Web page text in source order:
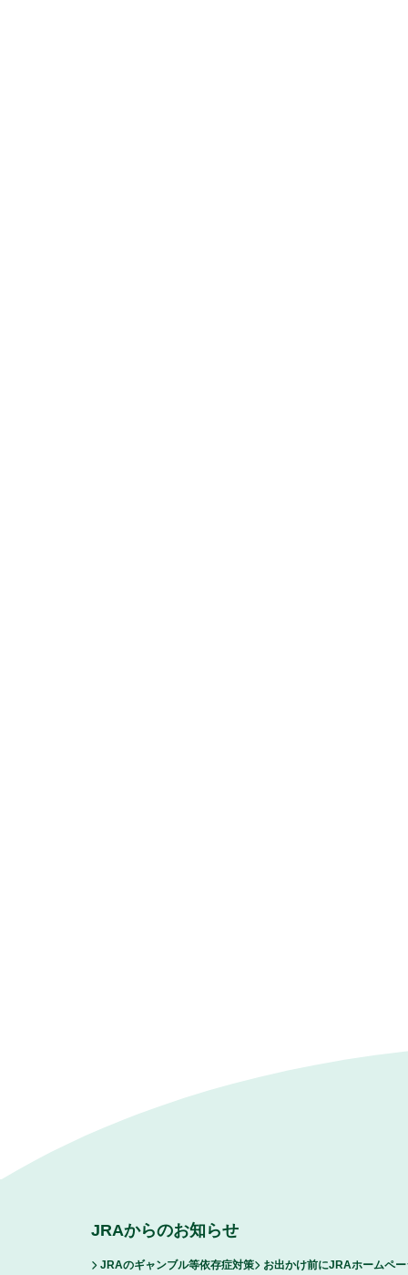
JRAからのお知らせ
JRAのギャンブル等依存症対策
お出かけ前にJRAホームペ